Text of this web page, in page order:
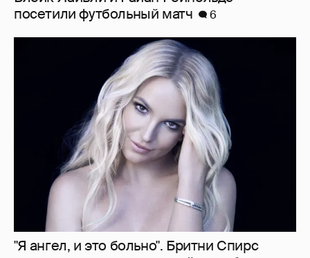
посетили футбольный матч
6
"Я ангел, и это больно". Бритни Спирс